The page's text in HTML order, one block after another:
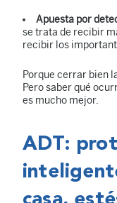
Apuesta por
se trata de recibir
recibir los
Porque cerrar bien
Pero saber qué
es mucho mejor.
ADT: